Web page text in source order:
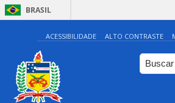
BRASIL
ACESSIBILIDADE ALTO CONTRASTE